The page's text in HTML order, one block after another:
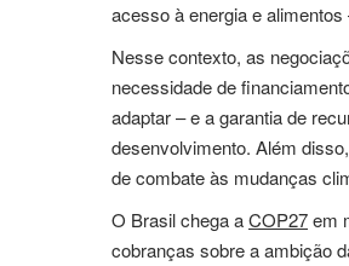
acesso à energia e
Nesse contexto, as
necessidade de
adaptar – e a garantia de
desenvolvimento. Além
de combate às mudanças
O Brasil chega aCOP27em
cobranças sobre a ambição